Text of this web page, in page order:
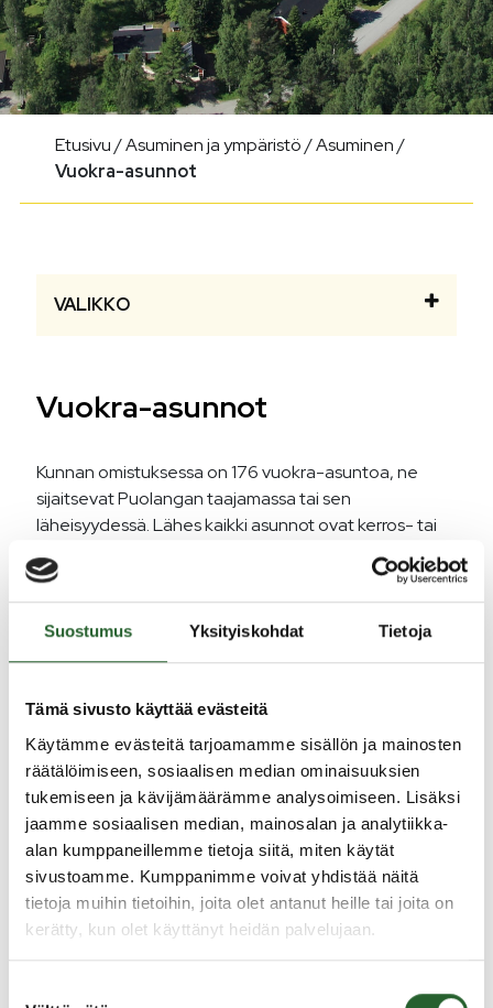
Suostumus Yksityiskohdat Tietoja
Tämä sivusto käyttää evästeitä
Käytämme evästeitä tarjoamamme sisällön ja mainosten
räätälöimiseen, sosiaalisen median ominaisuuksien
tukemiseen ja kävijämäärämme analysoimiseen. Lisäksi
jaamme sosiaalisen median, mainosalan ja analytiikka-
alan kumppaneillemme tietoja siitä, miten käytät
sivustoamme. Kumppanimme voivat yhdistää näitä
tietoja muihin tietoihin, joita olet antanut heille tai joita on
kerätty, kun olet käyttänyt heidän palvelujaan.
Etusivu/Asuminen ja ympäristö/Asuminen/
Vuokra-asunnot
VALIKKO
Vuokra-asunnot
Kunnan omistuksessa on 176 vuokra-asuntoa, ne
sijaitsevat Puolangan taajamassa tai sen
läheisyydessä. Lähes kaikki asunnot ovat kerros- tai
Vuokratalot yhtiön, joka tarjoaa vuokra-asuntoja
huoneistoja seuraavissa kohteissa.
Hakarivi, Halmekatu 18, 89200 Puolanka
Hakatalot, Maaherrankatu 3, 89200 Puolanka
Heikkilä, Maaherrankatu 7, 89200 Puolanka
Kesti, Kestinkatu 1, 89200 Puolanka
Ketola, Leiritie 7, 89200
Koulurivi, Koulukatu 3, 89200 Puolanka
Leiriportti, Leiritie 3, 89200 Puolanka